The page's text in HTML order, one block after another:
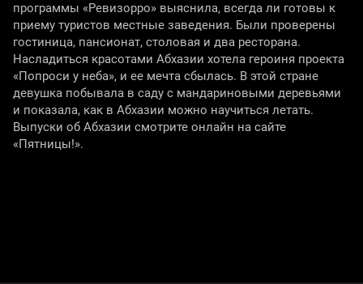
программы «Ревизорро» выяснила, всегда ли готовы к
приему туристов местные заведения. Были проверены
гостиница, пансионат, столовая и два ресторана.
Насладиться красотами Абхазии хотела героиня проекта
«Попроси у неба», и ее мечта сбылась. В этой стране
девушка побывала в саду с мандариновыми деревьями
и показала, как в Абхазии можно научиться летать.
Выпуски об Абхазии смотрите онлайн на сайте
«Пятницы!».